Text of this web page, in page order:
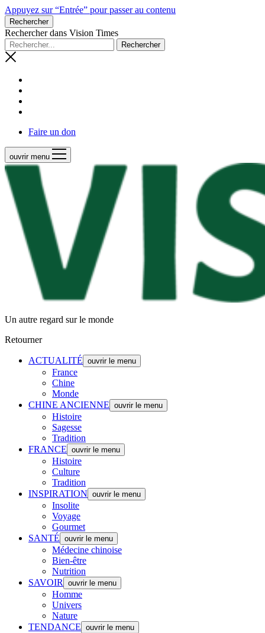
Appuyez sur “Entrée” pour passer au contenu
Rechercher
Rechercher dans Vision Times
Faire un don
ouvrir menu
Un autre regard sur le monde
Retourner
ACTUALITÉ ouvrir le menu
France
Chine
Monde
CHINE ANCIENNE ouvrir le menu
Histoire
Sagesse
Tradition
FRANCE ouvrir le menu
Histoire
Culture
Tradition
INSPIRATION ouvrir le menu
Insolite
Voyage
Gourmet
SANTÉ ouvrir le menu
Médecine chinoise
Bien-être
Nutrition
SAVOIR
ouvrir le menu
Homme
Univers
Nature
TENDANCE ouvrir le menu